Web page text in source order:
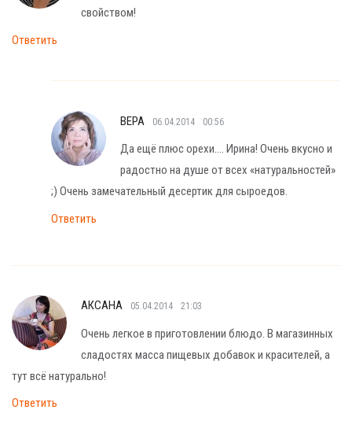
свойством!
Ответить
ВЕРА 06.04.2014 00:56
Да ещё плюс орехи…. Ирина! Очень вкусно и
радостно на душе от всех «натуральностей»
;) Очень замечательный десертик для сыроедов.
Ответить
АКСАНА 05.04.2014 21:03
Очень легкое в приготовлении блюдо. В магазинных
сладостях масса пищевых добавок и красителей, а
тут всё натурально!
Ответить